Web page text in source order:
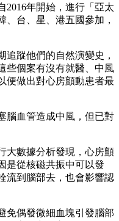
2016年開始，進行「亞太
、台、星、港五國參加，
追蹤他們的自然演變史，
些個案有沒有就醫、中風
便做出對心房顫動患者最
腦血管造成中風，但已對
大數據分析發現，心房顫
是從核磁共振中可以發
流到腦部去，也會影響認
免偶發微細血塊引發腦部